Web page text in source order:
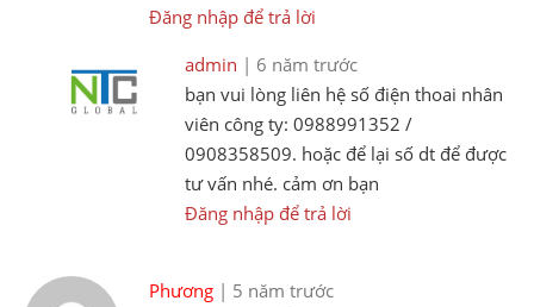
Đăng nhập để trả lời
admin | 6 năm trước
bạn vui lòng liên hệ số điện thoai nhân
viên công ty: 0988991352 /
0908358509. hoặc để lại số dt để được
tư vấn nhé. cảm ơn bạn
Đăng nhập để trả lời
Phương | 5 năm trước